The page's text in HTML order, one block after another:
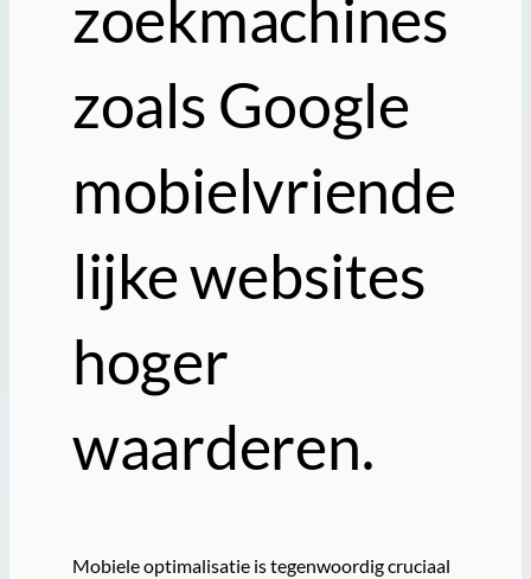
zoekmachines
zoals Google
mobielvriende
lijke websites
hoger
waarderen.
Mobiele optimalisatie is tegenwoordig cruciaal